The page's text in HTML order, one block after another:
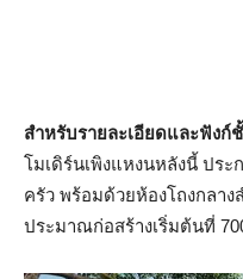
สำหรับรายละเอียดและฟังก์
โมเดิร์นเพิงแหงนหลังนี้ ปร
ครัว พร้อมด้วยห้องโถงกลา
ประมาณก่อสร้างเริ่มต้นที่